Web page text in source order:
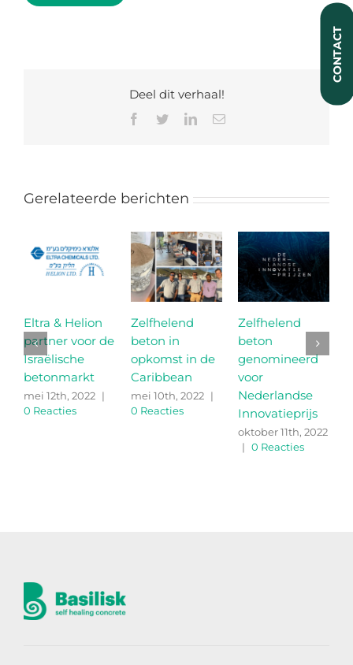
Deel dit verhaal!
Facebook
TwitterLinkedIn
E-
Gerelateerde berichten
Eltra & Helion
partner voor de
Israëlische
betonmarkt
mei 12th, 2022 |
0 Reacties
Zelfhelend
beton in
opkomst in de
Caribbean
mei 10th, 2022 |
0 Reacties
Zelfhelend
beton
genomineerd
voor
Nederlandse
Innovatieprijs
oktober 11th, 2022
| 0 Reacties
CONTACT